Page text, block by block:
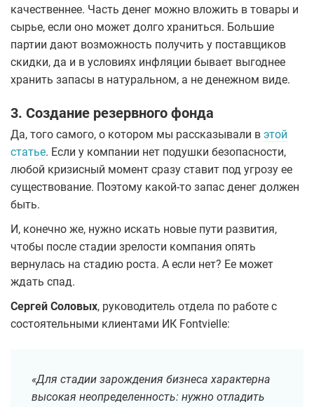
качественнее. Часть денег можно вложить в товары и
сырье, если оно может долго храниться. Большие
партии дают возможность получить у поставщиков
скидки, да и в условиях инфляции бывает выгоднее
хранить запасы в натуральном, а не денежном виде.
3. Создание резервного фонда
Да, того самого, о котором мы рассказывали в этой
статье. Если у компании нет подушки безопасности,
любой кризисный момент сразу ставит под угрозу ее
существование. Поэтому какой-то запас денег должен
быть.
И, конечно же, нужно искать новые пути развития,
чтобы после стадии зрелости компания опять
вернулась на стадию роста. А если нет? Ее может
ждать спад.
Сергей Соловых, руководитель отдела по работе с
состоятельными клиентами ИК Fontvielle:
«Для стадии зарождения бизнеса характерна
высокая неопределенность: нужно отладить